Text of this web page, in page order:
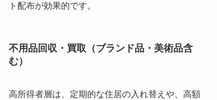
ト配布が効果的です。
不用品回収・買取（ブランド品・美術品含
む）
高所得者層は、定期的な住居の入れ替えや、高額